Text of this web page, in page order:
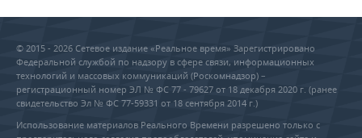
© 2015 - 2026 Сетевое издание «Реальное время» Зарегистрировано
Федеральной службой по надзору в сфере связи, информационных
технологий и массовых коммуникаций (Роскомнадзор) –
регистрационный номер ЭЛ № ФС 77 - 79627 от 18 декабря 2020 г. (ранее
свидетельство Эл № ФС 77-59331 от 18 сентября 2014 г.)
Использование материалов Реального Времени разрешено только с